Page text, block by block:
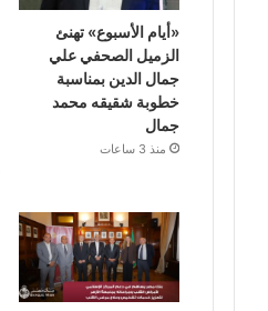
«أيام الأسبوع» تهنئ
الزميل الصحفي علي
جمال الدين بمناسبة
خطوبة شقيقه محمد
جمال
منذ 3 ساعات